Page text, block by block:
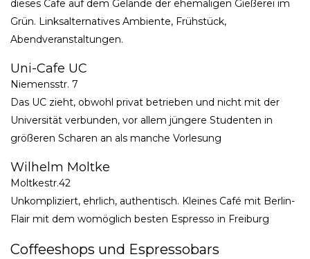
dieses Cafe auf dem Gelände der ehemaligen Gießerei im
Grün. Linksalternatives Ambiente, Frühstück,
Abendveranstaltungen.
Uni-Cafe UC
Niemensstr. 7
Das UC zieht, obwohl privat betrieben und nicht mit der
Universität verbunden, vor allem jüngere Studenten in
größeren Scharen an als manche Vorlesung
Wilhelm Moltke
Moltkestr.42
Unkompliziert, ehrlich, authentisch. Kleines Café mit Berlin-
Flair mit dem womöglich besten Espresso in Freiburg
Coffeeshops und Espressobars